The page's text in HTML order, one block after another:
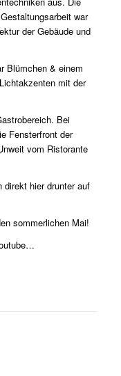
war
der Gebäude und
Blümchen & einem
mit der
Bei
Fensterfront der
vom Ristorante
direkt hier drunter auf
sommerlichen Mai!